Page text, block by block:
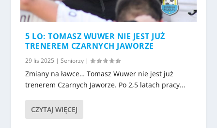
5 LO: TOMASZ WUWER NIE JEST JUŻ
TRENEREM CZARNYCH JAWORZE
29 lis 2025 |Seniorzy |
Zmiany na ławce… Tomasz Wuwer nie jest już
trenerem Czarnych Jaworze. Po 2,5 latach pracy...
CZYTAJ WIĘCEJ